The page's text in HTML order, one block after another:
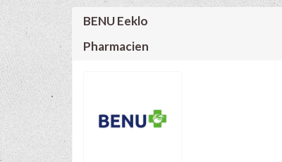
BENU Eeklo
Pharmacien